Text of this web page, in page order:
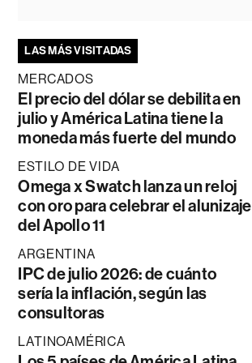
LAS MÁS VISITADAS
MERCADOS
El precio del dólar se debilita en
julio y América Latina tiene la
moneda más fuerte del mundo
ESTILO DE VIDA
Omega x Swatch lanza un reloj
con oro para celebrar el alunizaje
del Apollo 11
ARGENTINA
IPC de julio 2026: de cuánto
sería la inflación, según las
consultoras
LATINOAMÉRICA